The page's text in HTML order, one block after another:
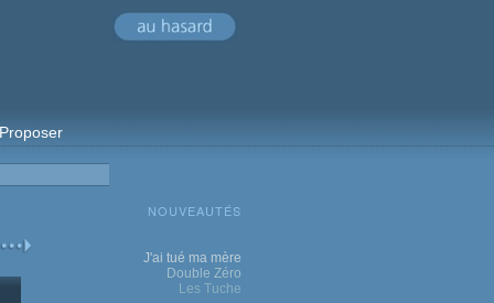
Proposer
NOUVEAUTÉS
J'ai tué ma mère
Double Zéro
Les Tuche